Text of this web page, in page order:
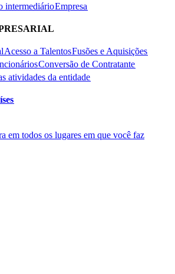
intermediário​​Empresa​​
Acesso a Talentos​​Fusões e Aquisições​​
Conversão de Contratante​​
atividades da entidade​​
em todos os lugares em que você faz